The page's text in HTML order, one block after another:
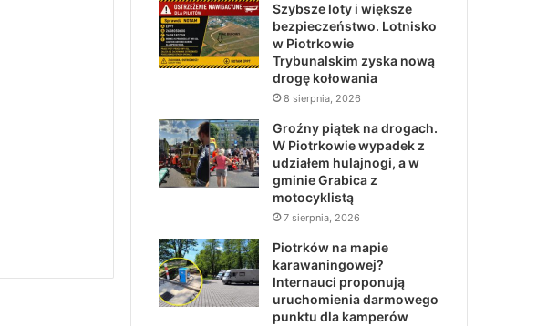
Szybsze loty i większe
bezpieczeństwo. Lotnisko
w Piotrkowie
Trybunalskim zyska nową
drogę kołowania
8 sierpnia, 2026
Groźny piątek na drogach.
W Piotrkowie wypadek z
udziałem hulajnogi, a w
gminie Grabica z
motocyklistą
7 sierpnia, 2026
Piotrków na mapie
karawaningowej?
Internauci proponują
uruchomienia darmowego
punktu dla kamperów